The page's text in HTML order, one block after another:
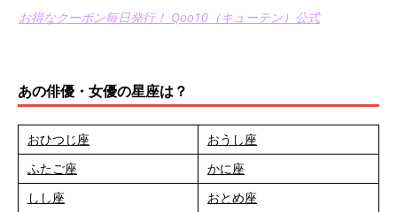
お得なクーポン毎日発行！ Qoo10（キューテン）公式
あの俳優・女優の星座は？
おひつじ座
おうし座
ふたご座
かに座
しし座
おとめ座